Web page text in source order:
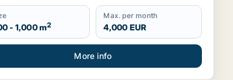
- 1,000 m2
Max. per month
4,000 EUR
More info